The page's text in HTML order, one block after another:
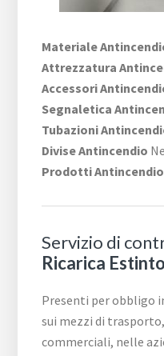
Materiale
Attrezzatura
Accessori
Segnaletica
Tubazioni
Divise Antincendio
Prodotti Antincendio
Servizio di
Ricarica
Presenti per obbligo
sui mezzi di
commerciali, nelle